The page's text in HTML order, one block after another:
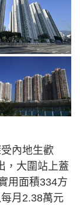
內地生歡
，大圍站上蓋
用面積334方
月2.38萬元